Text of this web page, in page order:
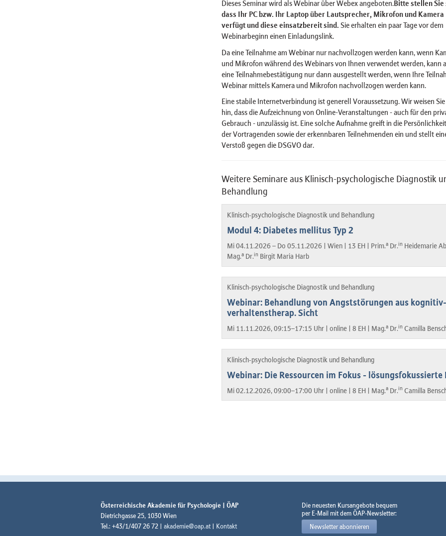
Dieses Seminar wird als Webinar über Webex angeboten.Bitte stellen Sie
dass Ihr PC bzw. Ihr Laptop über Lautsprecher, Mikrofon und Kamera
verfügt und diese einsatzbereit sind. Sie erhalten ein paar Tage vor dem
Webinarbeginn einen Einladungslink.
Da eine Teilnahme am Webinar nur nachvollzogen werden kann, wenn
und Mikrofon während des Webinars von Ihnen verwendet werden, kann
eine Teilnahmebestätigung nur dann ausgestellt werden, wenn Ihre
Webinar mittels Kamera und Mikrofon nachvollzogen werden kann.
Eine stabile Internetverbindung ist generell Voraussetzung. Wir weisen
hin, dass die Aufzeichnung von Online-Veranstaltungen - auch für den
Gebrauch - unzulässig ist. Eine solche Aufnahme greift in die
der Vortragenden sowie der erkennbaren Teilnehmenden ein und stellt
Verstoß gegen die DSGVO dar.
Weitere Seminare aus Klinisch-psychologische Diagnostik
Behandlung
Klinisch-psychologische Diagnostik und Behandlung
Modul 4: Diabetes mellitus Typ 2
Mi 04.11.2026 – Do 05.11.2026 | Wien | 13 EH | Prim.aDr.in Heidemarie
Mag.aDr.in Birgit Maria Harb
Klinisch-psychologische Diagnostik und Behandlung
Webinar: Behandlung von Angststörungen aus kognitiv-
verhaltenstherap. Sicht
Mi 11.11.2026, 09:15–17:15 Uhr | online | 8 EH | Mag.aDr.in Camilla
Klinisch-psychologische Diagnostik und Behandlung
Webinar: Die Ressourcen im Fokus -
Mi 02.12.2026, 09:00–17:00 Uhr | online | 8 EH | Mag.aDr.in Camilla
Österreichische Akademie für Psychologie | ÖAP
Dietrichgasse 25, 1030 Wien
Tel.: +43/1/407 26 72 | akademie@oap.at | Kontakt
Die neuesten Kursangebote bequem
per E-Mail mit dem ÖAP-Newsletter:
Newsletter abonnieren